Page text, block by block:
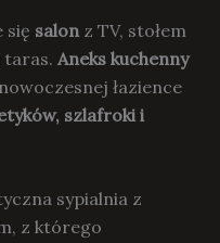
się salon z TV, stołem
taras. Aneks kuchenny
łazience
szlafroki i
sypialnia z
z którego